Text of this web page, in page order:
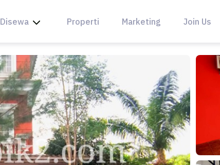
Disewa Properti Marketing Join Us